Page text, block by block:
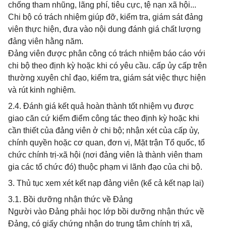
chống tham nhũng, lãng phí, tiêu cực, tệ nạn xã hội...
Chi bộ có trách nhiệm giúp đỡ, kiểm tra, giám sát đảng
viên thực hiện, đưa vào nội dung đánh giá chất lượng
đảng viên hằng năm.
Đảng viên được phân công có trách nhiệm báo cáo với
chi bộ theo định kỳ hoặc khi có yêu cầu. cấp ủy cấp trên
thường xuyên chỉ đạo, kiểm tra, giám sát việc thực hiện
và rút kinh nghiệm.
2.4. Đánh giá kết quả hoàn thành tốt nhiệm vụ được
giao căn cứ kiểm điểm công tác theo định kỳ hoặc khi
cần thiết của đảng viên ở chi bộ; nhận xét của cấp ủy,
chính quyền hoặc cơ quan, đơn vị, Mặt trận Tổ quốc, tổ
chức chính trị-xã hội (nơi đảng viên là thành viên tham
gia các tổ chức đó) thuộc phạm vi lãnh đạo của chi bộ.
3. Thủ tục xem xét kết nạp đảng viên (kể cả kết nạp lại)
3.1. Bồi dưỡng nhận thức về Đảng
Người vào Đảng phải học lớp bồi dưỡng nhận thức về
Đảng, có giấy chứng nhận do trung tâm chính trị xã,